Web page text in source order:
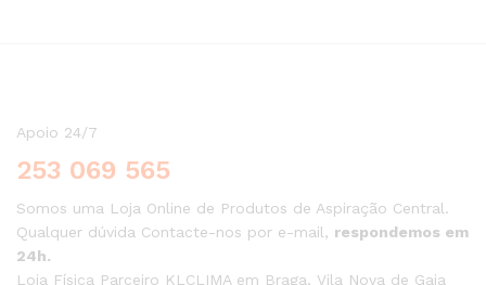
Apoio 24/7
253 069 565
Somos uma Loja Online de Produtos de Aspiração Central.
Qualquer dúvida Contacte-nos por e-mail, respondemos em
24h.
Loja Física Parceiro KLCLIMA em Braga, Vila Nova de Gaia